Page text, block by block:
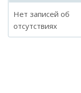
Нет записей об
отсутствиях